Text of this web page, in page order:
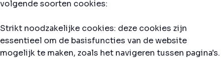
volgende soorten cookies:
Strikt noodzakelijke cookies: deze cookies zijn
essentieel om de basisfuncties van de website
mogelijk te maken, zoals het navigeren tussen pagina's.